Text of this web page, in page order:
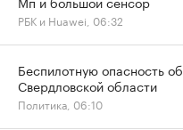
РБК и Huawei, 06:32
Беспилотную опасность
Свердловской области
Политика, 06:10